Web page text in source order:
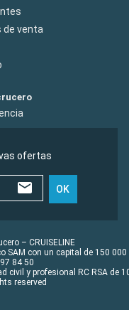
de venta
ofertas
OK
– CRUISELINE
SAM con un capital de 150 000
84 50
civil y profesional RC RSA de
reserved